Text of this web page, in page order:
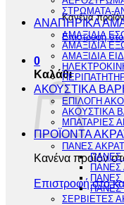
Κανένα
Επιστροφή
0
Καλάθι
Κανένα προϊόν
Επιστροφή στο
ΣΤΡΩΜΑΤΑ-
ΑΝΑΠΗΡΙΚΑ
ΑΜΑΞΙΔΙΑ
ΑΜΑΞΙΔΙΑ
ΑΜΑΞΙΔΙΑ
ΑΚΟΥΣΤΙΚΑ
ΕΠΙΛΟΓΗ
ΑΚΟΥΣΤΙΚΑ
ΜΠΑΤΑΡΙΕΣ
ΠΡΟΪΟΝΤΑ
ΠΑΝΕΣ
ΠΑΝΕΣ
ΠΑΝΕΣ
ΠΑΝΕΣ
ΠΑΝΕΣ
ΣΕΡΒΙΕΤΕΣ